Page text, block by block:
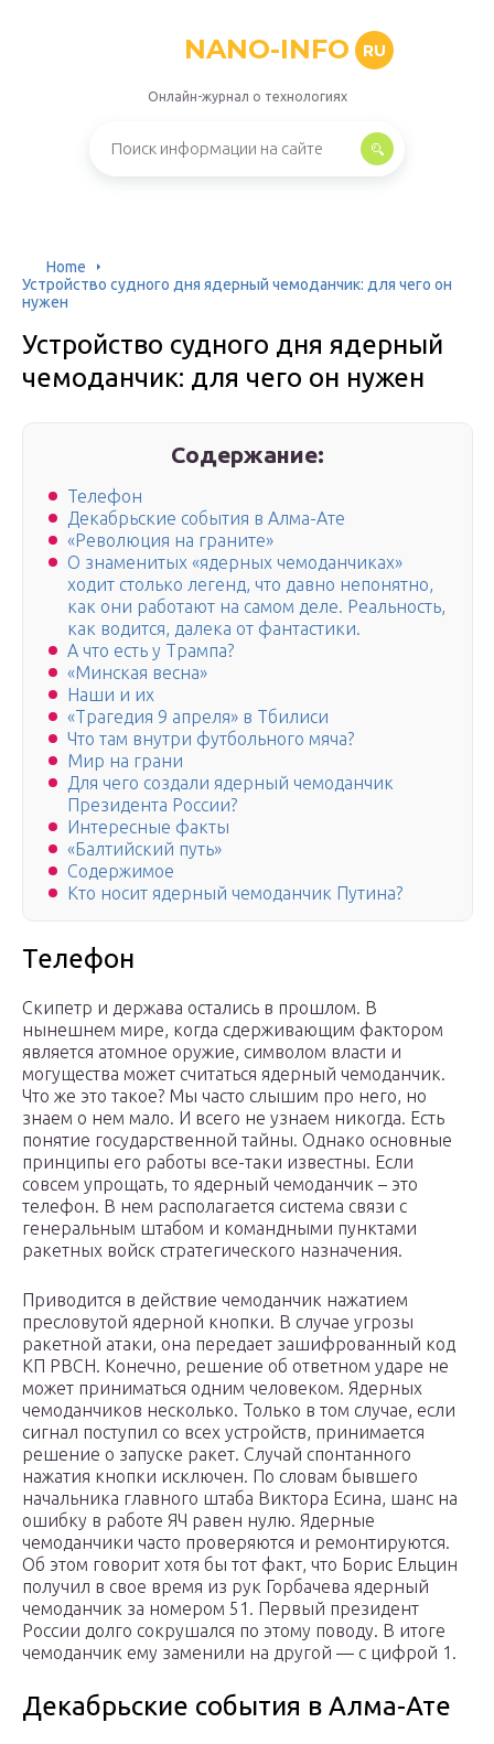
NANO-INFO RU
Онлайн-журнал о технологиях
Home
Устройство судного дня ядерный чемоданчик: для чего он
нужен
Устройство судного дня ядерный
чемоданчик: для чего он нужен
Содержание:
Телефон
Декабрьские события в Алма-Ате
«Революция на граните»
О знаменитых «ядерных чемоданчиках»
ходит столько легенд, что давно непонятно,
как они работают на самом деле. Реальность,
как водится, далека от фантастики.
А что есть у Трампа?
«Минская весна»
Наши и их
«Трагедия 9 апреля» в Тбилиси
Что там внутри футбольного мяча?
Мир на грани
Для чего создали ядерный чемоданчик
Президента России?
Интересные факты
«Балтийский путь»
Содержимое
Кто носит ядерный чемоданчик Путина?
Телефон
Скипетр и держава остались в прошлом. В
нынешнем мире, когда сдерживающим фактором
является атомное оружие, символом власти и
могущества может считаться ядерный чемоданчик.
Что же это такое? Мы часто слышим про него, но
знаем о нем мало. И всего не узнаем никогда. Есть
понятие государственной тайны. Однако основные
принципы его работы все-таки известны. Если
совсем упрощать, то ядерный чемоданчик – это
телефон. В нем располагается система связи с
генеральным штабом и командными пунктами
ракетных войск стратегического назначения.
Приводится в действие чемоданчик нажатием
пресловутой ядерной кнопки. В случае угрозы
ракетной атаки, она передает зашифрованный код
КП РВСН. Конечно, решение об ответном ударе не
может приниматься одним человеком. Ядерных
чемоданчиков несколько. Только в том случае, если
сигнал поступил со всех устройств, принимается
решение о запуске ракет. Случай спонтанного
нажатия кнопки исключен. По словам бывшего
начальника главного штаба Виктора Есина, шанс на
ошибку в работе ЯЧ равен нулю. Ядерные
чемоданчики часто проверяются и ремонтируются.
Об этом говорит хотя бы тот факт, что Борис Ельцин
получил в свое время из рук Горбачева ядерный
чемоданчик за номером 51. Первый президент
России долго сокрушался по этому поводу. В итоге
чемоданчик ему заменили на другой — с цифрой 1.
Декабрьские события в Алма-Ате